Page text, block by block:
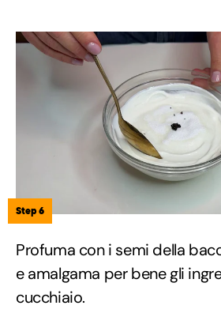
Step 6
Profuma con i semi della
e amalgama per bene gli
cucchiaio.